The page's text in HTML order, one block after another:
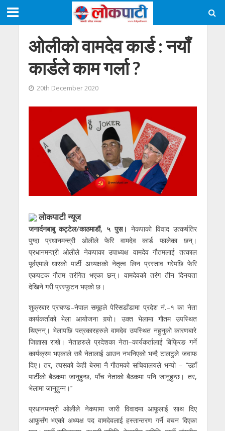
ओलीको वामदेव कार्ड : नयाँ
कार्डले काम गर्ला ?
20th December 2020
लाेकपाटी न्यूज
जनार्दनबाबु कट्टेल/काठमाडौं, ५ पुस। नेकपाको विवाद उत्कर्षतिर
पुग्दा प्रधानमन्त्री ओलीले फेरि वामदेव कार्ड फालेका छन्।
प्रधानमन्त्री ओलीले नेकपाका उपाध्यक्ष वामदेव गौतमलाई तत्काल
पूर्वएमाले धारको पार्टी अध्यक्षको नेतृत्व लिन प्रस्ताव गरेपछि फेरि
एकपटक गौतम तरंगित भएका छन्। वामदेवको तरंग तीन दिनयता
देखिने गरी प्रस्फुटन भएको छ।
शुक्रबार प्रचण्ड–नेपाल समूहले पेरिसडाँडामा प्रदेश नं.–१ का नेता
कार्यकर्ताको भेला आयोजना गर्‍यो। उक्त भेलामा गौतम उपस्थित
थिएनन्। भेलापछि पत्रकारहरुले वामदेव उपस्थित नहुनुको कारणबारे
जिज्ञासा राखे। नेताहरुले प्रदेशका नेता–कार्यकर्तालाई बिफ्रिङ गर्ने
कार्यक्रम भएकाले सबै नेतालाई आउन नभनिएको भन्दै टालटुले जवाफ
दिए। तर, त्यसको केही बेरमा नै गौतमको सचिवालयले भन्यो – ‘‘उहाँ
पार्टीको बैठकमा जानुहुन्छ, पाँच नेताको बैठकमा पनि जानुहुन्छ। तर,
भेलामा जानुहुन्न।’’
प्रधानमन्त्री ओलीले नेकपामा जारी विवादमा आफूलाई साथ दिए
आफूसँग भएको अध्यक्ष पद वामदेवलाई हस्तान्तरण गर्ने वचन दिएका